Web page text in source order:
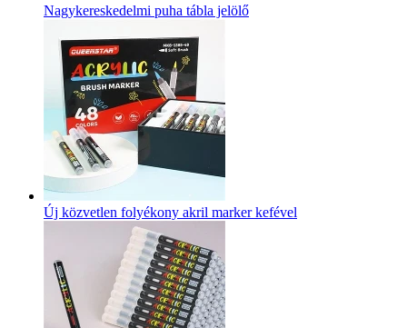
Nagykereskedelmi puha tábla jelölő
Új közvetlen folyékony akril marker kefével